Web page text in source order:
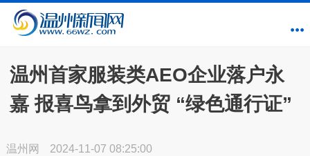
温州首家服装类AEO企业落户永
嘉 报喜鸟拿到外贸 “绿色通行证”
温州网 2024-11-07 08:25:00